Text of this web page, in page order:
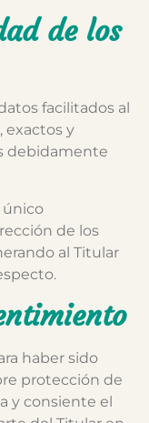
de los
facilitados al
exactos y
debidamente
único
de los
al Titular
haber sido
protección de
y consiente el